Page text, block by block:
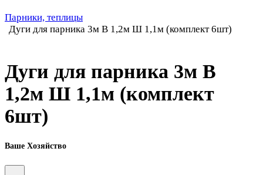
Парники, теплицы
Дуги для парника 3м В 1,2м Ш 1,1м (комплект 6шт)
Дуги для парника 3м В
1,2м Ш 1,1м (комплект
6шт)
Ваше Хозяйство